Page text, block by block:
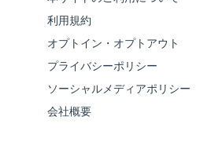
利用規約
オプトイン・オプトアウト
プライバシーポリシー
ソーシャルメディアポリシー
会社概要